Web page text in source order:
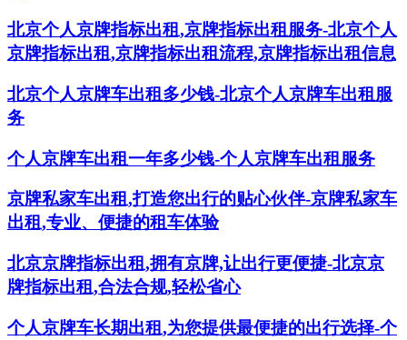
北京个人京牌指标出租,京牌指标出租服务-北京个人
京牌指标出租,京牌指标出租流程,京牌指标出租信息
北京个人京牌车出租多少钱-北京个人京牌车出租服
务
个人京牌车出租一年多少钱-个人京牌车出租服务
京牌私家车出租,打造您出行的贴心伙伴-京牌私家车
出租,专业、便捷的租车体验
北京京牌指标出租,拥有京牌,让出行更便捷-北京京
牌指标出租,合法合规,轻松省心
个人京牌车长期出租,为您提供最便捷的出行选择-个